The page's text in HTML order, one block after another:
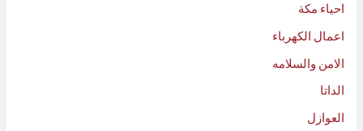
احياء مكة
اعمال الكهرباء
الامن والسلامه
الداتا
العوازل